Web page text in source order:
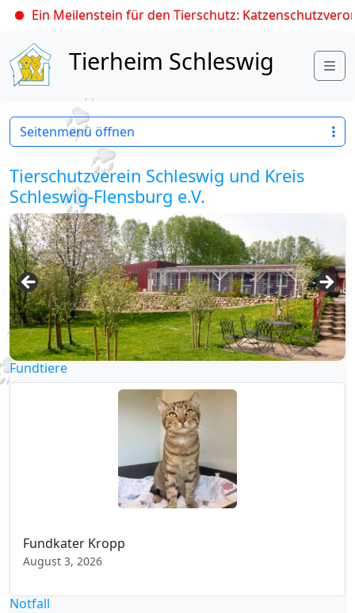
Ein Meilenstein für den Tierschutz:
Skip to content
Tierheim Schleswig
Tierschutzverein Schleswig und Kreis
Schleswig-Flensburg e.V.
Fundtiere
Fundkater Kropp
August 3, 2026
Notfall
Seitenmenü öffnen